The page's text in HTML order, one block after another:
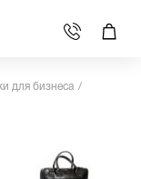
для бизнеса